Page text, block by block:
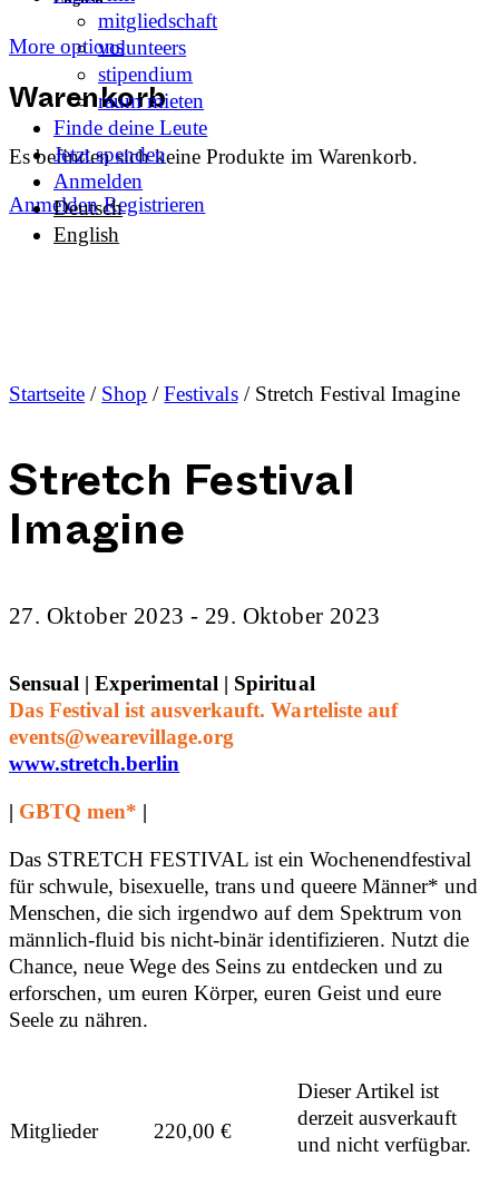
More options
Warenkorb
Es befinden sich keine Produkte im Warenkorb.
Anmelden Registrieren
mitgliedschaft
volunteers
stipendium
raum mieten
Finde deine Leute
Jetzt spenden
Anmelden
Deutsch
English
Startseite / Shop /Festivals/ Stretch Festival Imagine
Stretch Festival
Imagine
27. Oktober 2023 - 29. Oktober 2023
Sensual | Experimental | Spiritual
Das Festival ist ausverkauft. Warteliste auf
events@wearevillage.org
www.stretch.berlin
| GBTQ men* |
Das STRETCH FESTIVAL ist ein Wochenendfestival
für schwule, bisexuelle, trans und queere Männer* und
Menschen, die sich irgendwo auf dem Spektrum von
männlich-fluid bis nicht-binär identifizieren. Nutzt die
Chance, neue Wege des Seins zu entdecken und zu
erforschen, um euren Körper, euren Geist und eure
Seele zu nähren.
Mitglieder 220,00€
Dieser Artikel ist
derzeit ausverkauft
und nicht verfügbar.